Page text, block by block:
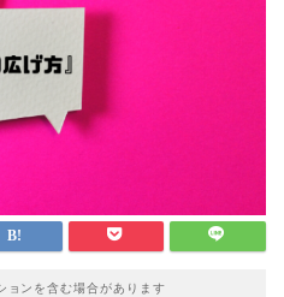
ョンを含む場合があります